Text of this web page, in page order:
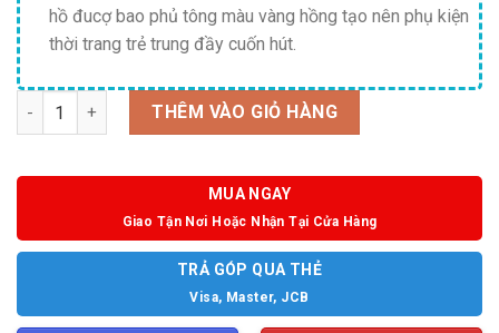
hồ đucợ bao phủ tông màu vàng hồng tạo nên phụ kiện
thời trang trẻ trung đầy cuốn hút.
Số lượng THÊM VÀO GIỎ HÀNG
MUA NGAY
Giao Tận Nơi Hoặc Nhận Tại Cửa Hàng
TRẢ GÓP QUA THẺ
Visa, Master, JCB